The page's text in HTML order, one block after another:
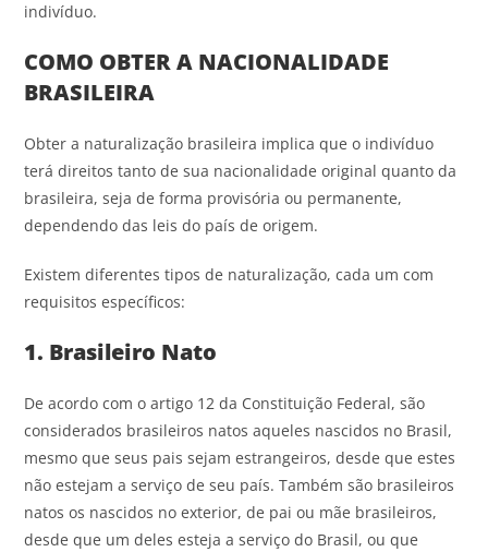
indivíduo.
COMO OBTER A NACIONALIDADE
BRASILEIRA
Obter a naturalização brasileira implica que o indivíduo
terá direitos tanto de sua nacionalidade original quanto da
brasileira, seja de forma provisória ou permanente,
dependendo das leis do país de origem.
Existem diferentes tipos de naturalização, cada um com
requisitos específicos:
1. Brasileiro Nato
De acordo com o artigo 12 da Constituição Federal, são
considerados brasileiros natos aqueles nascidos no Brasil,
mesmo que seus pais sejam estrangeiros, desde que estes
não estejam a serviço de seu país. Também são brasileiros
natos os nascidos no exterior, de pai ou mãe brasileiros,
desde que um deles esteja a serviço do Brasil, ou que